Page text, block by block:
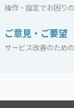
操作・設定でお困り
ご意見・ご要望
サービス改善のため